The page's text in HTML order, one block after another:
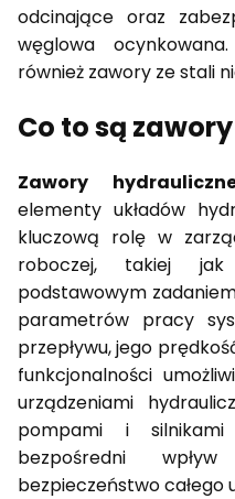
odcinające oraz
węglowa
również zawory ze stali
Co to są
Zawory
elementy układów
kluczową rolę w
roboczej, takiej
podstawowym
parametrów pracy
przepływu, jego
funkcjonalności
urządzeniami
pompami i
bezpośredni
bezpieczeństwo całego